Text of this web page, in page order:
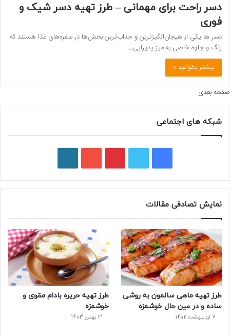
دسر راحت برای مهمانی – طرز تهیه دسر شیک و
فوری
دسر ها یکی از هیجان‌انگیزترین و جذاب‌ترین بخش‌ها در سفره‌های غذا هستند که
رنگ و جلوه خاصی به میز پذیرایی…
بیشتر بخوانید »
صفحه بعدی
شبکه های اجتماعی
ی
س
ب
و
ک
و
ی
ت
ر
ی
ت
ر
ی
س
ت
و
ی
و
ب
ر
پ
ر
س
نمایش تصادفی مقالات
طرز تهیه ماهی سالمون به روشی
ساده و در عین حال خوشمزه
7 اردیبهشت 1402
طرز تهیه حریره بادام مقوی و
خوشمزه
21 بهمن 1403